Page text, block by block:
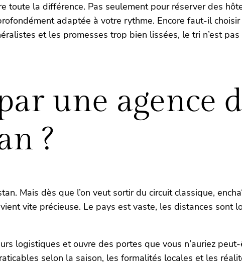
toute la différence. Pas seulement pour réserver des
adaptée à votre rythme. Encore faut-il
et les promesses trop bien lissées, le tri n’est
une agence
?
Mais dès que l’on veut sortir du circuit classique,
vite précieuse. Le pays est vaste, les distances sont
logistiques et ouvre des portes que vous n’auriez
selon la saison, les formalités locales et les